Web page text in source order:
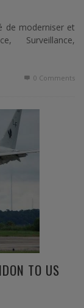
de moderniser et
Surveillance,
0 Comments
TO US